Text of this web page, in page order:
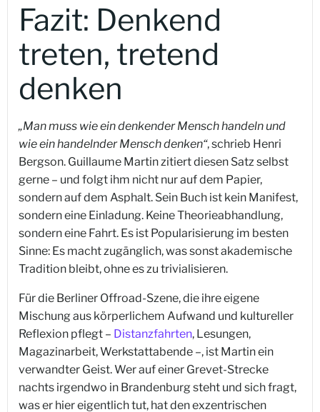
Fazit: Denkend
treten, tretend
denken
„Man muss wie ein denkender Mensch handeln und
wie ein handelnder Mensch denken“, schrieb Henri
Bergson. Guillaume Martin zitiert diesen Satz selbst
gerne – und folgt ihm nicht nur auf dem Papier,
sondern auf dem Asphalt. Sein Buch ist kein Manifest,
sondern eine Einladung. Keine Theorieabhandlung,
sondern eine Fahrt. Es ist Popularisierung im besten
Sinne: Es macht zugänglich, was sonst akademische
Tradition bleibt, ohne es zu trivialisieren.
Für die Berliner Offroad-Szene, die ihre eigene
Mischung aus körperlichem Aufwand und kultureller
Reflexion pflegt – Distanzfahrten, Lesungen,
Magazinarbeit, Werkstattabende –, ist Martin ein
verwandter Geist. Wer auf einer Grevet-Strecke
nachts irgendwo in Brandenburg steht und sich fragt,
was er hier eigentlich tut, hat den exzentrischen